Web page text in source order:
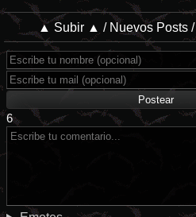
▲ Subir ▲ / Nuevos Posts/
6